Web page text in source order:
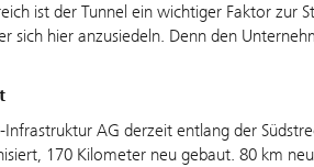
ist der Tunnel ein wichtiger Faktor zur
sich hier anzusiedeln. Denn den
AG derzeit entlang der
170 Kilometer neu gebaut. 80 km